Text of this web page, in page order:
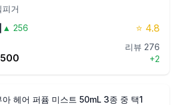
피거
▲ 256 ⭐ 4.8
리뷰 276
+2
아 헤어 퍼퓸 미스트 50mL 3종 중 택1